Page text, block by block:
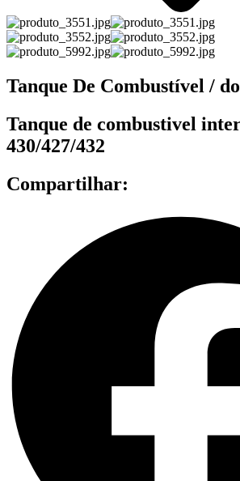
Tanque De Combustível /
Tanque de combustivel
430/427/432
Compartilhar: